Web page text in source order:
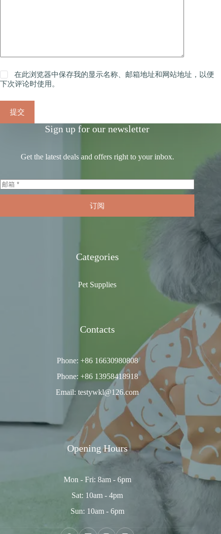
在此浏览器中保存我的显示名称、邮箱地址和网站地址，以便
下次评论时使用。
提交
Sign up for our newsletter
Get the latest deals and offers right to your inbox.
订阅
Categories
Pet Supplies
Contacts
Phone: +86 16630980808
Phone: +86 13958418918
Email: testywkl@126.com
Opening Hours
Mon - Fri: 8am - 6pm
Sat: 10am - 4pm
Sun: 10am - 6pm